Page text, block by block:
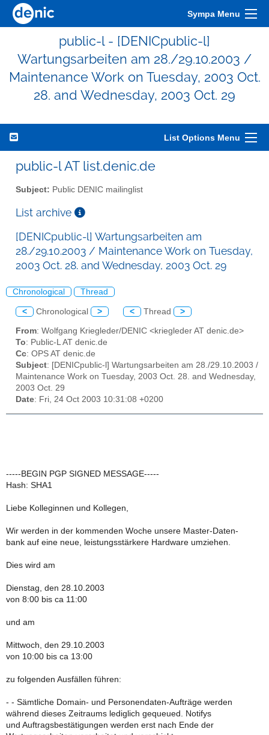
Sympa Menu
public-l - [DENICpublic-l]
Wartungsarbeiten am 28./29.10.2003 /
Maintenance Work on Tuesday, 2003 Oct.
28. and Wednesday, 2003 Oct. 29
List Options Menu
public-l AT list.denic.de
Subject: Public DENIC mailinglist
List archive
[DENICpublic-l] Wartungsarbeiten am
28./29.10.2003 / Maintenance Work on Tuesday,
2003 Oct. 28. and Wednesday, 2003 Oct. 29
Chronological Thread
< Chronological > < Thread >
From: Wolfgang Kriegleder/DENIC <kriegleder AT denic.de>
To: Public-L AT denic.de
Cc: OPS AT denic.de
Subject: [DENICpublic-l] Wartungsarbeiten am 28./29.10.2003 /
Maintenance Work on Tuesday, 2003 Oct. 28. and Wednesday,
2003 Oct. 29
Date: Fri, 24 Oct 2003 10:31:08 +0200
-----BEGIN PGP SIGNED MESSAGE-----
Hash: SHA1
Liebe Kolleginnen und Kollegen,
Wir werden in der kommenden Woche unsere Master-Daten-
bank auf eine neue, leistungsstärkere Hardware umziehen.
Dies wird am
Dienstag, den 28.10.2003
von 8:00 bis ca 11:00
und am
Mittwoch, den 29.10.2003
von 10:00 bis ca 13:00
zu folgenden Ausfällen führen:
- - Sämtliche Domain- und Personendaten-Aufträge werden
während dieses Zeitraums lediglich gequeued. Notifys
und Auftragsbestätigungen werden erst nach Ende der